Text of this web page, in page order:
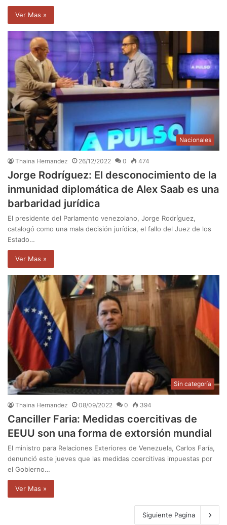
Ver Mas »
Nacionales
Thaina Hernandez 26/12/2022 0 474
Jorge Rodríguez: El desconocimiento de la
inmunidad diplomática de Alex Saab es una
barbaridad jurídica
El presidente del Parlamento venezolano, Jorge Rodríguez,
catalogó como una mala decisión jurídica, el fallo del Juez de los
Estado…
Ver Mas »
Sin categoría
Thaina Hernandez 08/09/2022 0 394
Canciller Faria: Medidas coercitivas de
EEUU son una forma de extorsión mundial
El ministro para Relaciones Exteriores de Venezuela, Carlos Faría,
denunció este jueves que las medidas coercitivas impuestas por
el Gobierno…
Ver Mas »
Siguiente Pagina